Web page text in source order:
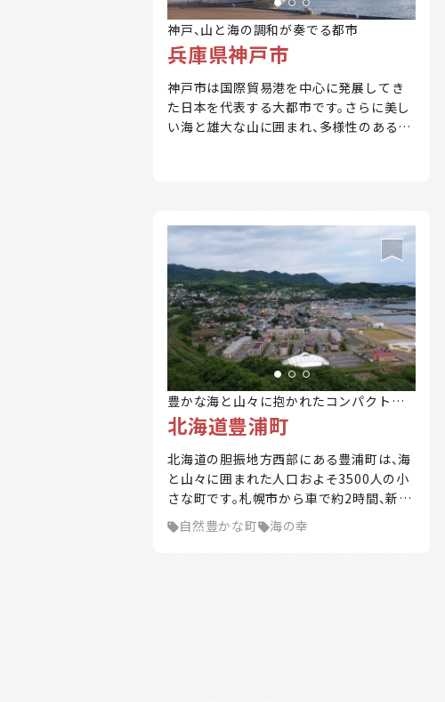
絞り込み
自治体の特徴 海に近い
支援制度
家賃補助
キーワード
神戸、山と海の調和が奏でる都市
兵庫県神戸市
神戸市は国際貿易港を中心に発展してき
た日本を代表する大都市です。さらに美し
い海と雄大な山に囲まれ、多様性のある街
の有馬温泉など、山と海、歴史とグルメが
調和する素晴らしい街として知られてい
ます。
豊かな海と山々に抱かれたコンパクトタ
ウン
北海道豊浦町
北海道の胆振地方西部にある豊浦町は、海
と山々に囲まれた人口およそ3500人の小
さな町です。札幌市から車で約2時間、新千
歳空港から約1時間半、室蘭市から約1時間
の距離にあります。 海流の影響で夏は涼し
自然豊かな町 海の幸